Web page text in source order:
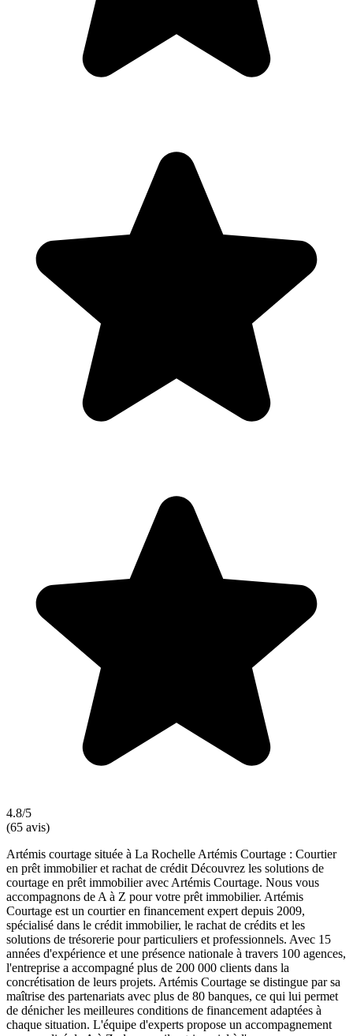
4.8/5
(65 avis)
Artémis courtage située à La Rochelle Artémis Courtage : Courtier
en prêt immobilier et rachat de crédit Découvrez les solutions de
courtage en prêt immobilier avec Artémis Courtage. Nous vous
accompagnons de A à Z pour votre prêt immobilier. Artémis
Courtage est un courtier en financement expert depuis 2009,
spécialisé dans le crédit immobilier, le rachat de crédits et les
solutions de trésorerie pour particuliers et professionnels. Avec 15
années d'expérience et une présence nationale à travers 100 agences,
l'entreprise a accompagné plus de 200 000 clients dans la
concrétisation de leurs projets. Artémis Courtage se distingue par sa
maîtrise des partenariats avec plus de 80 banques, ce qui lui permet
de dénicher les meilleures conditions de financement adaptées à
chaque situation. L'équipe d'experts propose un accompagnement